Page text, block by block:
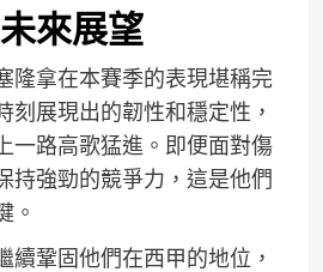
來展望
隆拿在本賽季的表現堪稱完
刻展現出的韌性和穩定性，
一路高歌猛進。即便面對傷
持強勁的競爭力，這是他們
。
續鞏固他們在西甲的地位，